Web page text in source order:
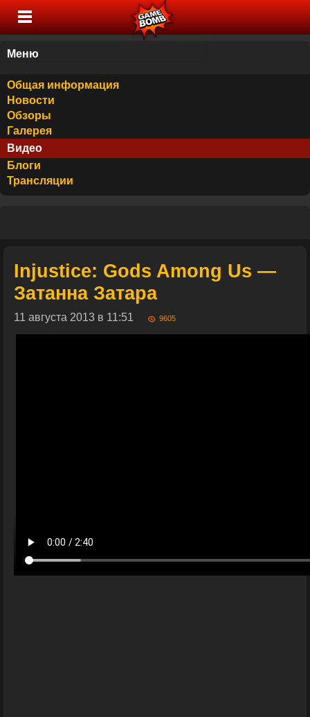
Меню
Общая информация
Новости
Обзоры
Галерея
Видео
Блоги
Трансляции
Injustice: Gods Among Us —
Затанна Затара
11 августа 2013 в 11:51 9605